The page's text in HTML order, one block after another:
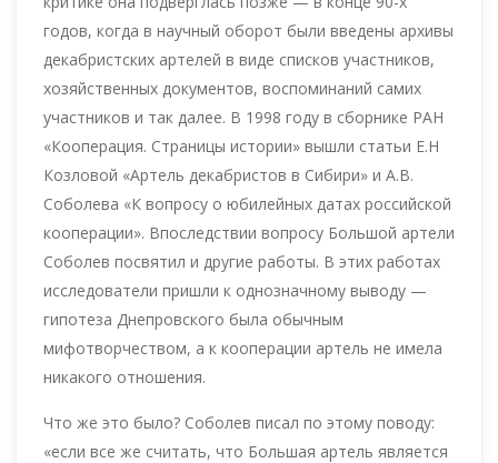
годов, когда в научный оборот были введены архивы
декабристских артелей в виде списков участников,
хозяйственных документов, воспоминаний самих
участников и так далее. В 1998 году в сборнике РАН
«Кооперация. Страницы истории» вышли статьи Е.Н
Козловой «Артель декабристов в Сибири» и А.В.
Соболева «К вопросу о юбилейных датах российской
кооперации». Впоследствии вопросу Большой артели
Соболев посвятил и другие работы. В этих работах
исследователи пришли к однозначному выводу —
гипотеза Днепровского была обычным
мифотворчеством, а к кооперации артель не имела
никакого отношения.
Что же это было? Соболев писал по этому поводу:
«если все же считать, что Большая артель является